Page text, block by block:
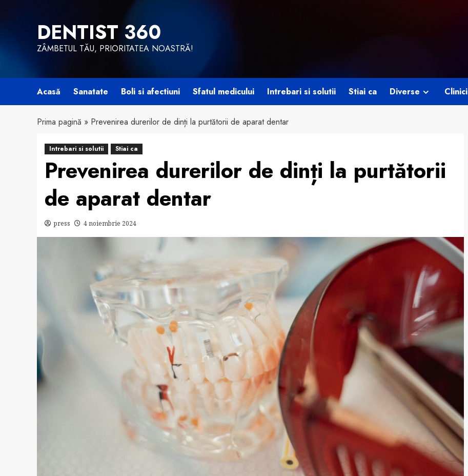
DENTIST 360
ZÂMBETUL TĂU, PRIORITATEA NOASTRĂ!
Acasă Sanatate Boli si afectiuni Sfatul medicului Intrebari si solutii Stiai ca Diverse Clinici
Prima pagină » Prevenirea durerilor de dinți la purtătorii de aparat dentar
Intrebari si solutii Stiai ca
Prevenirea durerilor de dinți la purtătorii
de aparat dentar
press 4 noiembrie 2024